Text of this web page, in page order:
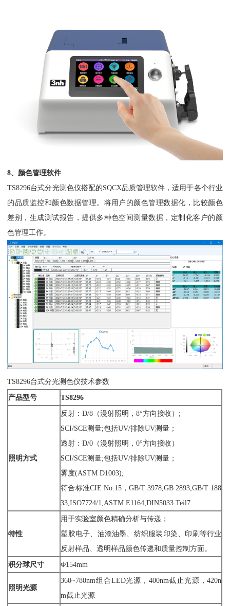
8、颜色管理软件
TS8296台式分光测色仪搭配的SQCX品质管理软件，适用于各个行业
的品质监控和颜色数据管理。将用户的颜色管理数据化，比较颜色
差别，生成测试报告，提供多种色空间测量数据，定制化客户的颜
色管理工作。
TS8296台式分光测色仪技术参数
产品型号
TS8296
照明方式
反射：D/8（漫射照明，8°方向接收）;
SCI/SCE测量;包括UV/排除UV测量；
透射：D/0（漫射照明，0°方向接收）
SCI/SCE测量;包括UV/排除UV测量；
雾度(ASTM D1003);
符合标准CIE No.15，GB/T 3978,GB 2893,GB/T 188
33,ISO7724/1,ASTM E1164,DIN5033 Teil7
特性
用于实验室颜色精确分析与传递；
塑胶电子、油漆油墨、纺织服装印染、印刷等行业
反射样品、透明样品颜色传递和质量控制方面。
积分球尺寸
Φ154mm
照明光源
360~780nm组合LED光源，400nm截止光源，420n
m截止光源